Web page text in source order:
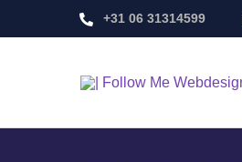
+31 06 31314599